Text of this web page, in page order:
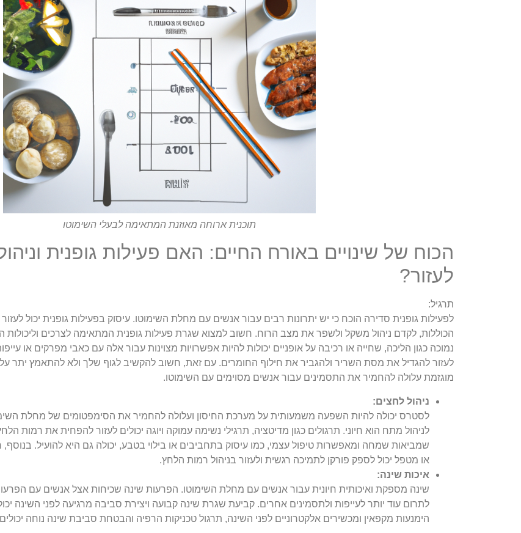
תוכנית ארוחה מאוזנת המתאימה לבעלי השימוטו
הכוח של שינויים באורח החיים: האם פעילות גופנית
לעזור?
תרגיל:
לפעילות גופנית סדירה הוכח כי יש יתרונות רבים עבור אנשים עם מחלת השימוטו. עיסוק בפעילות גופנית יכול
הכוללות, לקדם ניהול משקל ולשפר את מצב הרוח. חשוב למצוא שגרת פעילות גופנית המתאימה לצרכים וליכולות
נמוכה כגון הליכה, שחייה או רכיבה על אופניים יכולות להיות אפשרויות מצוינות עבור אלה עם כאבי מפרקים או
לעזור להגדיל את מסת השריר ולהגביר את חילוף החומרים. עם זאת, חשוב להקשיב לגוף שלך ולא להתאמץ יתר על
מוגזמת עלולה להחמיר את התסמינים עבור אנשים מסוימים עם השימוטו.
ניהול לחצים:
לסטרס יכולה להיות השפעה משמעותית על מערכת החיסון ועלולה להחמיר את הסימפטומים של מחלת
לניהול מתח הוא חיוני. תרגולים כגון מדיטציה, תרגילי נשימה עמוקה ויוגה יכולים לעזור להפחית את רמות
שמביאות שמחה ומאפשרות טיפול עצמי, כמו עיסוק בתחביבים או בילוי בטבע, יכולה גם היא להועיל.
או מטפל יכול לספק פורקן לתמיכה רגשית ולעזור בניהול רמות הלחץ.
איכות שינה:
שינה מספקת ואיכותית חיונית עבור אנשים עם מחלת השימוטו. הפרעות שינה שכיחות אצל אנשים עם הפרעות
לתרום עוד יותר לעייפות ולתסמינים אחרים. קביעת שגרת שינה קבועה ויצירת סביבה מרגיעה לפני השינה
הימנעות מקפאין ומכשירים אלקטרוניים לפני השינה, תרגול טכניקות הרפיה והבטחת סביבת שינה נוחה